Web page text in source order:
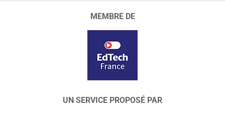
MEMBRE DE
UN SERVICE PROPOSÉ PAR